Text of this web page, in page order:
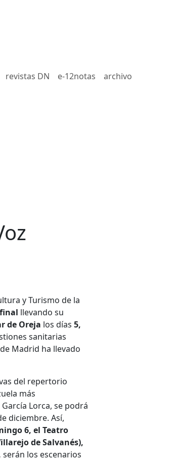
revistas DN e-12notas archivo
y Turismo de la
llevando su
de Oreja los días 5,
sanitarias
Madrid ha llevado
del repertorio
más
Lorca, se podrá
diciembre. Así,
6, el Teatro
de Salvanés),
serán los escenarios